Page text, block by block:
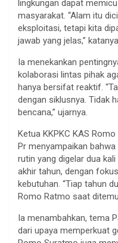
lingkungan dapat
masyarakat. “Alam itu
eksploitasi, tetapi kita
jawab yang jelas,”
Ia menekankan
kolaborasi lintas pihak
hanya bersifat reaktif.
dengan siklusnya. Tidak
bencana,” ujarnya.
Ketua KKPKC KAS
Pr menyampaikan
rutin yang digelar dua
akhir tahun, dengan
kebutuhan. “Tiap tahun
Romo Ratmo saat
Ia menambahkan, tema
dari upaya memperkuat